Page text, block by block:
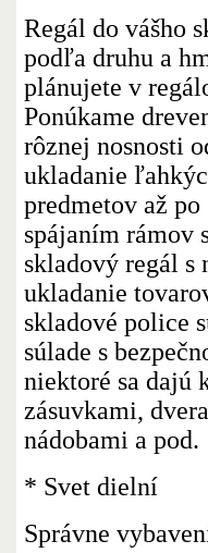
Regál do vášho
podľa druhu a
plánujete v
Ponúkame
rôznej nosnosti
ukladanie
predmetov až
spájaním rámov
skladový regál s
ukladanie
skladové police
súlade s
niektoré sa dajú
zásuvkami,
nádobami a pod.
* Svet dielní
Správne